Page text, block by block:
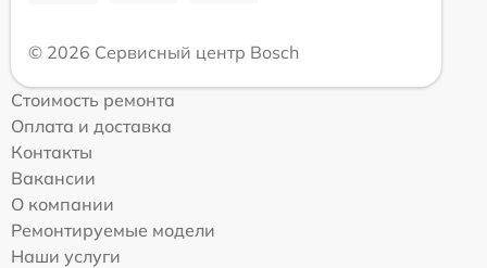
© 2026 Сервисный центр Bosch
Стоимость ремонта
Оплата и доставка
Контакты
Вакансии
О компании
Ремонтируемые модели
Наши услуги